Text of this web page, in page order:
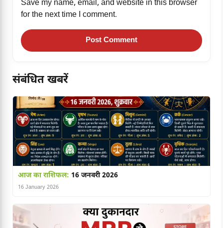
Save my name, email, and website in this browser
for the next time I comment.
संबंधित खबरें
आज का राशिफल: 16 जनवरी 2026
16 January 2026